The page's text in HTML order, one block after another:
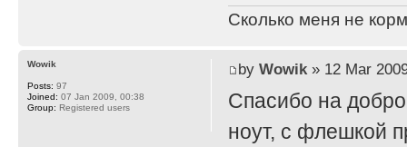
Сколько меня не
by Wowik» 12 Mar
Спасибо на
ноут, с флешкой
Wowik
Posts: 97
Joined: 07 Jan 2009, 00:38
Group: Registered users